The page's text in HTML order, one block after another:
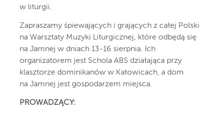
w liturgii.
Zapraszamy śpiewających i grających z całej Polski
na Warsztaty Muzyki Liturgicznej, które odbędą się
na Jamnej w dniach 13-16 sierpnia. Ich
organizatorem jest Schola ABS działająca przy
klasztorze dominikanów w Katowicach, a dom
na Jamnej jest gospodarzem miejsca.
PROWADZĄCY: